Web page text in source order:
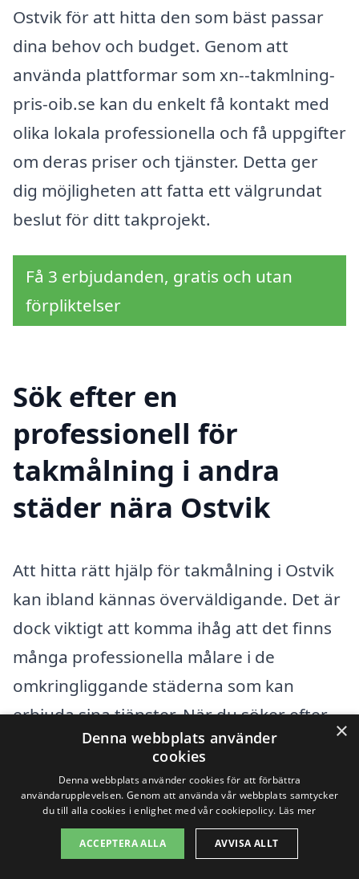
Ostvik för att hitta den som bäst passar
dina behov och budget. Genom att
använda plattformar som xn--takmlning-
pris-oib.se kan du enkelt få kontakt med
olika lokala professionella och få uppgifter
om deras priser och tjänster. Detta ger
dig möjligheten att fatta ett välgrundat
beslut för ditt takprojekt.
Få 3 erbjudanden, gratis och utan
förpliktelser
Sök efter en
professionell för
takmålning i andra
städer nära Ostvik
Att hitta rätt hjälp för takmålning i Ostvik
kan ibland kännas överväldigande. Det är
dock viktigt att komma ihåg att det finns
många professionella målare i de
omkringliggande städerna som kan
erbjuda sina tjänster. När du söker efter
takmålningsföretag, kan det vara en bra
idé att titta på företag i närliggande
områden, vilket ger dig fler alternativ och
möjligheter att jämföra priser och
tjänster. Några städer nära Ostvik där du
×
Denna webbplats använder
cookies
Denna webbplats använder cookies för att förbättra
användarupplevelsen. Genom att använda vår webbplats samtycker
du till alla cookies i enlighet med vår cookiepolicy. Läs mer
ACCEPTERA ALLA AVVISA ALLT